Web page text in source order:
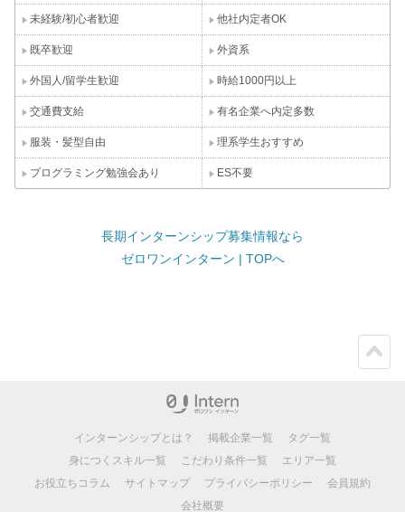
未経験/初心者歓迎 他社内定者OK
既卒歓迎 外資系
外国人/留学生歓迎 時給1000円以上
交通費支給 有名企業へ内定多数
服装・髪型自由 理系学生おすすめ
プログラミング勉強会あり ES不要
長期インターンシップ募集情報なら
ゼロワンインターン | TOPへ
インターンシップとは？ 掲載企業一覧
タグ一覧
身につくスキル一覧
こだわり条件一覧
エリア一覧
お役立ちコラム
サイトマップ プライバシーポリシー
会員規約
会社概要